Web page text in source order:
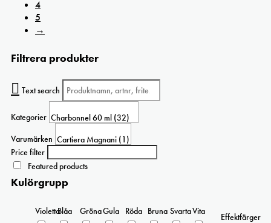
4
5
→
Filtrera produkter
Text search
Kategorier
Varumärken
Price filter
Featured products
Kulörgrupp
ViolettaBlåa GrönaGula Röda Bruna SvartaVita
Effektfärger